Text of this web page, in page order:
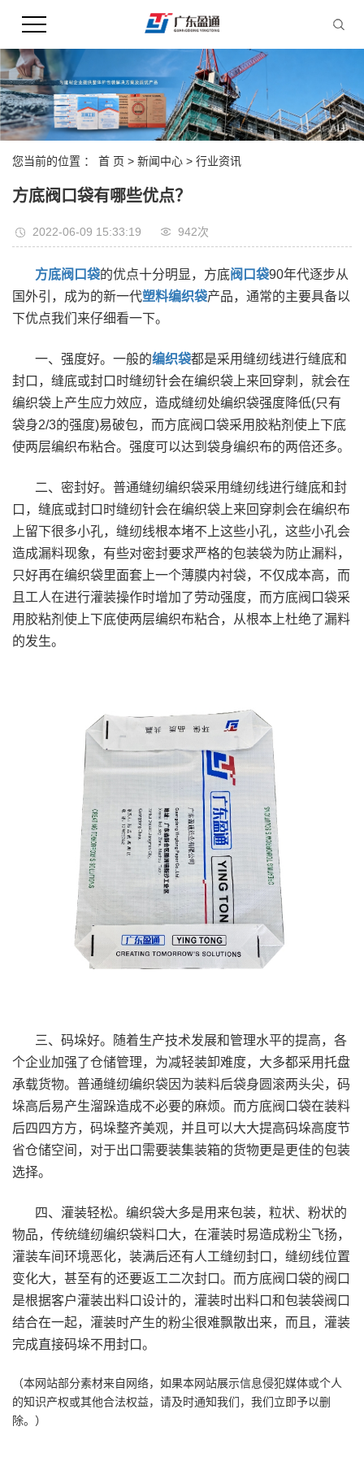
您当前的位置 ： 首 页 > 新闻中心 > 行业资讯
方底阀口袋有哪些优点？
2022-06-09 15:33:19 942次
方底阀口袋的优点十分明显，方底阀口袋90年代逐步从
国外引，成为的新一代塑料编织袋产品，通常的主要具备以
下优点我们来仔细看一下。
一、强度好。一般的编织袋都是采用缝纫线进行缝底和
封口，缝底或封口时缝纫针会在编织袋上来回穿刺，就会在
编织袋上产生应力效应，造成缝纫处编织袋强度降低(只有
袋身2/3的强度)易破包，而方底阀口袋采用胶粘剂使上下底
使两层编织布粘合。强度可以达到袋身编织布的两倍还多。
二、密封好。普通缝纫编织袋采用缝纫线进行缝底和封
口，缝底或封口时缝纫针会在编织袋上来回穿刺会在编织布
上留下很多小孔，缝纫线根本堵不上这些小孔，这些小孔会
造成漏料现象，有些对密封要求严格的包装袋为防止漏料，
只好再在编织袋里面套上一个薄膜内衬袋，不仅成本高，而
且工人在进行灌装操作时增加了劳动强度，而方底阀口袋采
用胶粘剂使上下底使两层编织布粘合，从根本上杜绝了漏料
的发生。
三、码垛好。随着生产技术发展和管理水平的提高，各
个企业加强了仓储管理，为减轻装卸难度，大多都采用托盘
承载货物。普通缝纫编织袋因为装料后袋身圆滚两头尖，码
垛高后易产生溜跺造成不必要的麻烦。而方底阀口袋在装料
后四四方方，码垛整齐美观，并且可以大大提高码垛高度节
省仓储空间，对于出口需要装集装箱的货物更是更佳的包装
选择。
四、灌装轻松。编织袋大多是用来包装，粒状、粉状的
物品，传统缝纫编织袋料口大，在灌装时易造成粉尘飞扬，
灌装车间环境恶化，装满后还有人工缝纫封口，缝纫线位置
变化大，甚至有的还要返工二次封口。而方底阀口袋的阀口
是根据客户灌装出料口设计的，灌装时出料口和包装袋阀口
结合在一起，灌装时产生的粉尘很难飘散出来，而且，灌装
完成直接码垛不用封口。
（本网站部分素材来自网络，如果本网站展示信息侵犯媒体或个人
的知识产权或其他合法权益，请及时通知我们，我们立即予以删
除。）